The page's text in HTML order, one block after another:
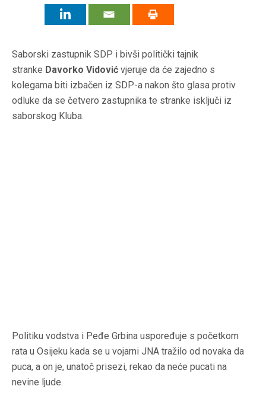
Saborski zastupnik SDP i bivši politički tajnik
stranke Davorko Vidović vjeruje da će zajedno s
kolegama biti izbačen iz SDP-a nakon što glasa protiv
odluke da se četvero zastupnika te stranke isključi iz
saborskog Kluba.
Politiku vodstva i Peđe Grbina uspoređuje s početkom
rata u Osijeku kada se u vojarni JNA tražilo od novaka da
puca, a on je, unatoč prisezi, rekao da neće pucati na
nevine ljude.